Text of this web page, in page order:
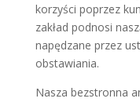
korzyści poprzez
zakład podnosi
napędzane przez
obstawiania.
Nasza bezstronna